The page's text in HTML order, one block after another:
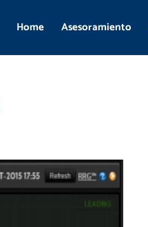
Home Asesoramiento